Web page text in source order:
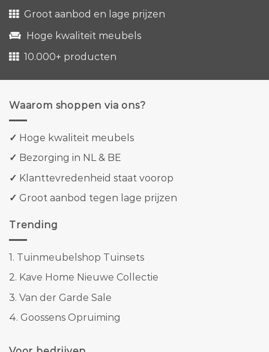
Groot aanbod en lage prijzen
Hoge kwaliteit meubels
10.000+ producten
Waarom shoppen via ons?
✓ Hoge kwaliteit meubels
✓ Bezorging in NL & BE
✓ Klanttevredenheid staat voorop
✓ Groot aanbod tegen lage prijzen
Trending
1. Tuinmeubelshop Tuinsets
2. Kave Home Nieuwe Collectie
3. Van der Garde Sale
4. Goossens Opruiming